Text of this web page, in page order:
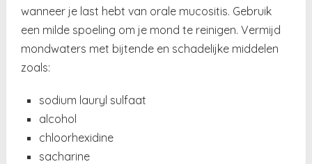
wanneer je last hebt van orale mucositis. Gebruik
een milde spoeling om je mond te reinigen. Vermijd
mondwaters met bijtende en schadelijke middelen
zoals:
sodium lauryl sulfaat
alcohol
chloorhexidine
sacharine